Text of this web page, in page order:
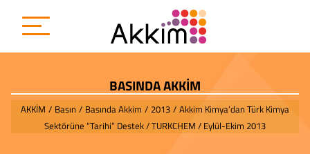
BASINDA AKKİM
AKKİM / Basın / Basında Akkim / 2013 / Akkim Kimya’dan Türk Kimya
Sektörüne “Tarihi” Destek / TURKCHEM / Eylül-Ekim 2013